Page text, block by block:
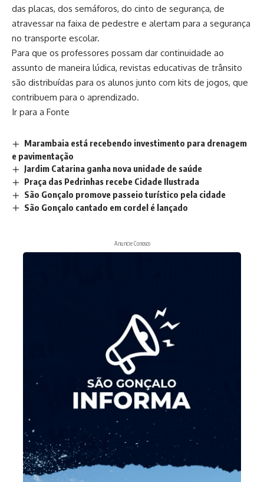
das placas, dos semáforos, do cinto de segurança, de
atravessar na faixa de pedestre e alertam para a segurança
no transporte escolar.
Para que os professores possam dar continuidade ao
assunto de maneira lúdica, revistas educativas de trânsito
são distribuídas para os alunos junto com kits de jogos, que
contribuem para o aprendizado.
Ir para a Fonte
Marambaia está recebendo investimento para drenagem
e pavimentação
Jardim Catarina ganha nova unidade de saúde
Praça das Pedrinhas recebe Cidade Ilustrada
São Gonçalo promove passeio turístico pela cidade
São Gonçalo cantado em cordel é lançado
Anuncie Conosco